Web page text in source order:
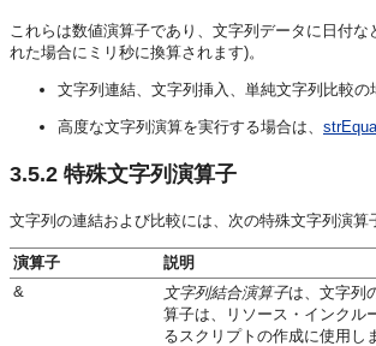
これらは数値演算子であり、文字列データに日付
れた場合にミリ秒に換算されます)。
文字列連結、文字列挿入、単純文字列比較の
高度な文字列演算を実行する場合は、
3.5.2 特殊文字列演算子
文字列の連結および比較には、次の特殊文字列演算
演算子
説明
&
文字列結合演算子は、文字列
算子は、リソース・インクル
るスクリプトの作成に使用し